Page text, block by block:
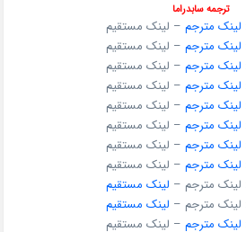
ترجمه سابدراما
لینک مترجم – لینک مستقیم
لینک مترجم – لینک مستقیم
لینک مترجم – لینک مستقیم
لینک مترجم – لینک مستقیم
لینک مترجم – لینک مستقیم
لینک مترجم – لینک مستقیم
لینک مترجم – لینک مستقیم
لینک مترجم – لینک مستقیم
لینک مستقیم
لینک مستقیم
لینک مترجم – لینک مستقیم